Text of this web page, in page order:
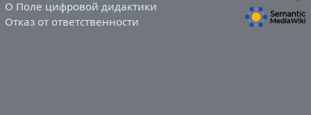
О Поле цифровой дидактики
Отказ от ответственности